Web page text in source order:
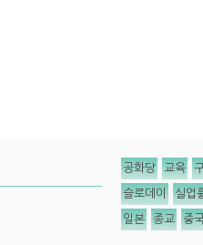
공화당 교육
슬로데이 실업
일본 종교 중